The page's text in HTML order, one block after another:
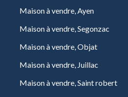
Maison à vendre, Ayen
Maison à vendre, Segonzac
Maison à vendre, Objat
Maison à vendre, Juillac
Maison à vendre, Saint robert